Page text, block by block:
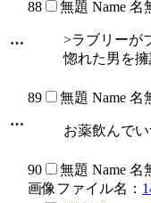
…
88 無題 Name 名
>ラブリーが
惚れた男を
…
89 無題 Name 名
お薬飲んで
90 無題 Name 名
画像ファイル名：